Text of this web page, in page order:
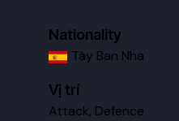
Nationality
Tây Ban Nha
Vị trí
Attack, Defence